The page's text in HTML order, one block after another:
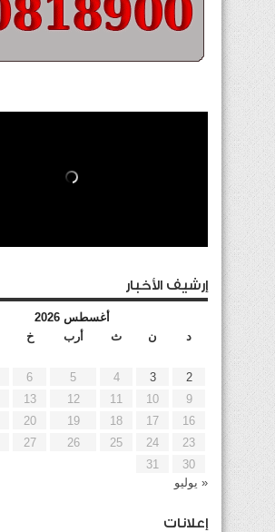
إرشيف الأخبار
أغسطس 2026
د
ن ث أرب خ
2
3
4
5
6
9
10
11
12
13
16
17
18
19
20
23
24
25
26
27
30
31
« يوليو
إعلانات